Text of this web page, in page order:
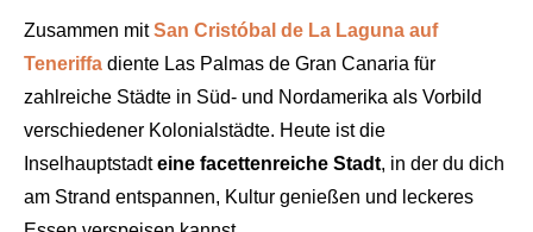
Zusammen mitSan Cristóbal de La Laguna auf
Teneriffa diente Las Palmas de Gran Canaria für
zahlreiche Städte in Süd- und Nordamerika als Vorbild
verschiedener Kolonialstädte. Heute ist die
Inselhauptstadteine facettenreiche Stadt, in der du dich
am Strand entspannen, Kultur genießen und leckeres